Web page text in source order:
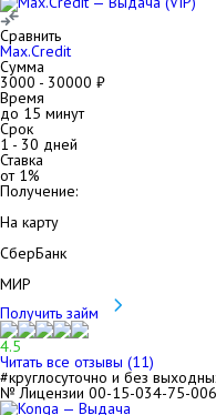
Сравнить
Max.Credit
Сумма
3000 - 30000 ₽
Время
до 15 минут
Срок
1- 30 дней
Ставка
от 1%
Получение:
На карту
СберБанк
МИР
Получить займ
4.5
Читать все отзывы (11)
#круглосуточно и без
№ Лицензии 00-15-034-75-